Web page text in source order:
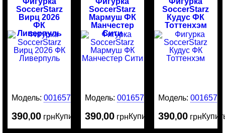
SoccerStarz
Вирц 2026
ФК
Ливерпуль
Модель:0016578
390,00 грнКупить
SoccerStarz
Мармуш ФК
Манчестер
Сити
Модель:0016577
390,00 грнКупить
SoccerStarz
Кудус ФК
Тоттенхэм
Модель: 0016576
390,00 грн